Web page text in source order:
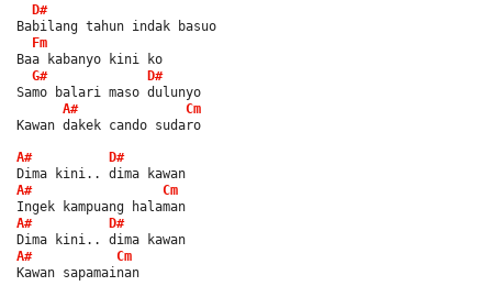
D#
Babilang tahun indak basuo
Fm
Baa kabanyo kini ko
G#
D#
Samo balari maso dulunyo
A#
Cm
Kawan dakek cando sudaro
A#
D#
Dima kini.. dima kawan
A#
Cm
Ingek kampuang halaman
A#
D#
Dima kini.. dima kawan
A#
Cm
Kawan sapamainan